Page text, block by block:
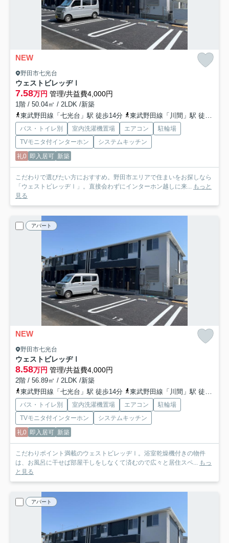
NEW
野田市七光台
ウェストビレッヂⅠ
7.58万円 管理/共益費4,000円
1階 / 50.04㎡ / 2LDK /新築
東武野田線「七光台」駅 徒歩14分
東武野田線「川間」駅 徒歩22分
バス・トイレ別 室内洗濯機置場 エアコン
駐輪場
TVモニタ付インターホン
システムキッチン
礼0 即入居可 新築
こだわりで選びたい方におすすめ。野田市エリアで住まいをお探しなら
「ウェストビレッヂⅠ」。直接会わずにインターホン越しに来... もっと
見る
アパート
NEW
野田市七光台
ウェストビレッヂⅠ
8.58万円 管理/共益費4,000円
2階 / 56.89㎡ / 2LDK /新築
東武野田線「七光台」駅 徒歩14分
東武野田線「川間」駅 徒歩22分
バス・トイレ別 室内洗濯機置場 エアコン
駐輪場
TVモニタ付インターホン
システムキッチン
礼0 即入居可 新築
こだわりポイント満載のウェストビレッヂⅠ。浴室乾燥機付きの物件
は、お風呂に干せば部屋干しをしなくて済むので広々と居住スペ... もっ
と見る
アパート